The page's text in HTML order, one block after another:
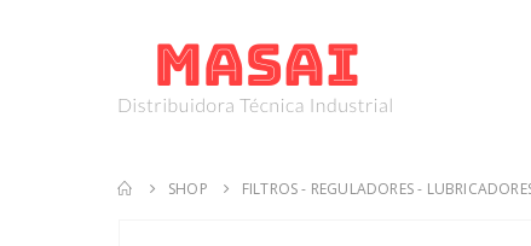
SHOP FILTROS - REGULADORES -